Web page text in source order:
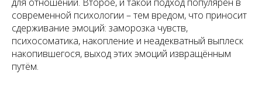
современной психологии – тем вредом, что приносит
сдерживание эмоций: заморозка чувств,
психосоматика, накопление и неадекватный выплеск
накопившегося, выход этих эмоций извращённым
путём.